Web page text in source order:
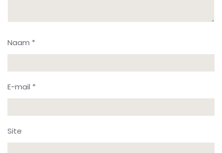
Naam *
E-mail *
Site